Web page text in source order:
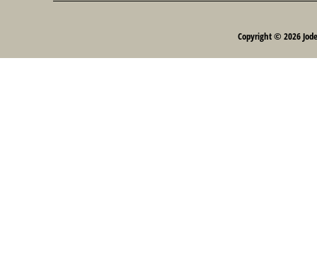
Copyright © 2026